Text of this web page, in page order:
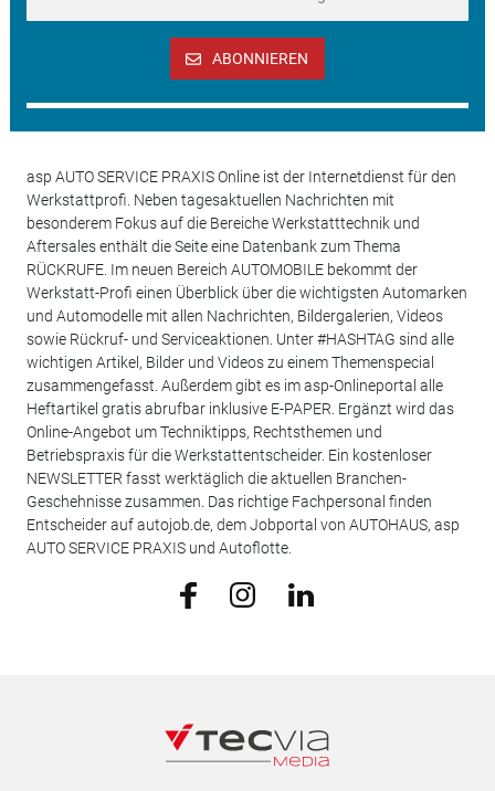
ABONNIEREN
asp AUTO SERVICE PRAXIS Online ist der Internetdienst für den
Werkstattprofi. Neben tagesaktuellen Nachrichten mit
besonderem Fokus auf die Bereiche Werkstatttechnik und
Aftersales enthält die Seite eine Datenbank zum Thema
RÜCKRUFE. Im neuen Bereich AUTOMOBILE bekommt der
Werkstatt-Profi einen Überblick über die wichtigsten Automarken
und Automodelle mit allen Nachrichten, Bildergalerien, Videos
sowie Rückruf- und Serviceaktionen. Unter #HASHTAG sind alle
wichtigen Artikel, Bilder und Videos zu einem Themenspecial
zusammengefasst. Außerdem gibt es im asp-Onlineportal alle
Heftartikel gratis abrufbar inklusive E-PAPER. Ergänzt wird das
Online-Angebot um Techniktipps, Rechtsthemen und
Betriebspraxis für die Werkstattentscheider. Ein kostenloser
NEWSLETTER fasst werktäglich die aktuellen Branchen-
Geschehnisse zusammen. Das richtige Fachpersonal finden
Entscheider auf autojob.de, dem Jobportal von AUTOHAUS, asp
AUTO SERVICE PRAXIS und Autoflotte.